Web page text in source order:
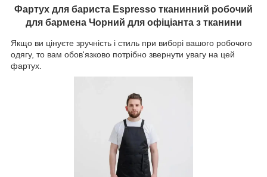
Фартух для бариста Espresso тканинний робочий
для бармена Чорний для офіціанта з тканини
Якщо ви цінуєте зручність і стиль при виборі вашого робочого
одягу, то вам обов'язково потрібно звернути увагу на цей
фартух.